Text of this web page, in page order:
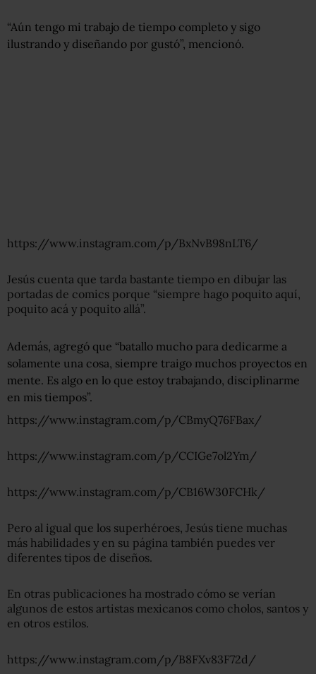
“Aún tengo mi trabajo de tiempo completo y sigo
ilustrando y diseñando por gustó”, mencionó.
https://www.instagram.com/p/BxNvB98nLT6/
Jesús cuenta que tarda bastante tiempo en dibujar las
portadas de comics porque “siempre hago poquito aquí,
poquito acá y poquito allá”.
Además, agregó que “batallo mucho para dedicarme a
solamente una cosa, siempre traigo muchos proyectos en
mente. Es algo en lo que estoy trabajando, disciplinarme
en mis tiempos”.
https://www.instagram.com/p/CBmyQ76FBax/
https://www.instagram.com/p/CCIGe7ol2Ym/
https://www.instagram.com/p/CB16W30FCHk/
Pero al igual que los superhéroes, Jesús tiene muchas
más habilidades y en su página también puedes ver
diferentes tipos de diseños.
En otras publicaciones ha mostrado cómo se verían
algunos de estos artistas mexicanos como cholos, santos y
en otros estilos.
https://www.instagram.com/p/B8FXv83F72d/